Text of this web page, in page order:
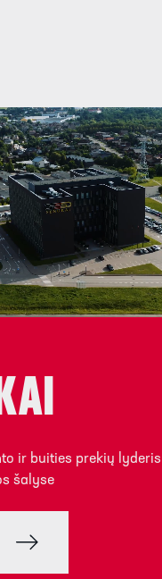
ir buities prekių lyderis
šalyse